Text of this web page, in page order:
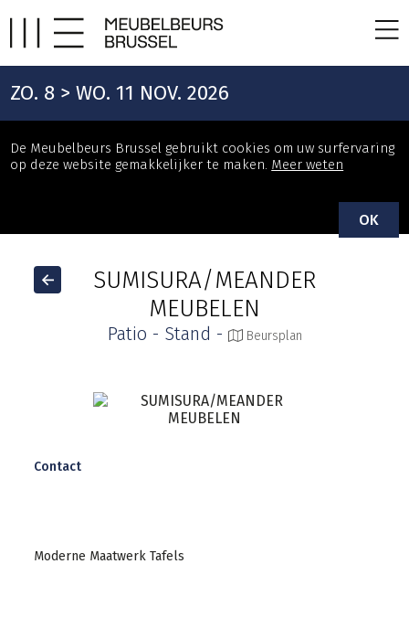
ZO. 8 > WO. 11 NOV. 2026
De Meubelbeurs Brussel gebruikt cookies om uw surfervaring
op deze website gemakkelijker te maken. Meer weten
OK
SUMISURA/MEANDER
MEUBELEN
Patio - Stand - Beursplan
Contact
Moderne Maatwerk Tafels